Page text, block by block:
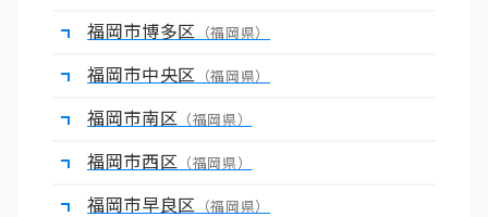
福岡市博多区 （福岡県）
福岡市中央区 （福岡県）
福岡市南区 （福岡県）
福岡市西区 （福岡県）
福岡市早良区 （福岡県）